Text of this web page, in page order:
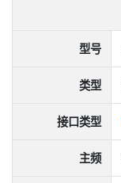
型号
类型
接口类型
主频